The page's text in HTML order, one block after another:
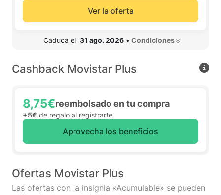
Ver la oferta
Caduca el 31 ago. 2026 • Condiciones
Cashback Movistar Plus
8,75€reembolsado en tu compra
+5€ de regalo al registrarte
Aprovecha los beneficios
Ofertas Movistar Plus
Las ofertas con la insignia «Acumulable» se pueden